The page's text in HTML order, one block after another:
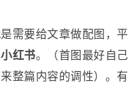
需要给文章做配图，平
小红书。（首图最好自己
整篇内容的调性）。有